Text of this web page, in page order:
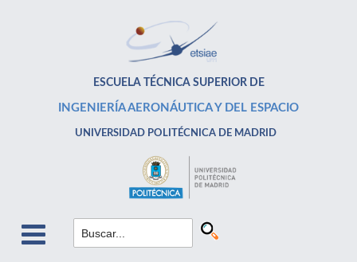
ESCUELA TÉCNICA SUPERIOR DE
INGENIERÍA AERONÁUTICA Y DEL ESPACIO
UNIVERSIDAD POLITÉCNICA DE MADRID